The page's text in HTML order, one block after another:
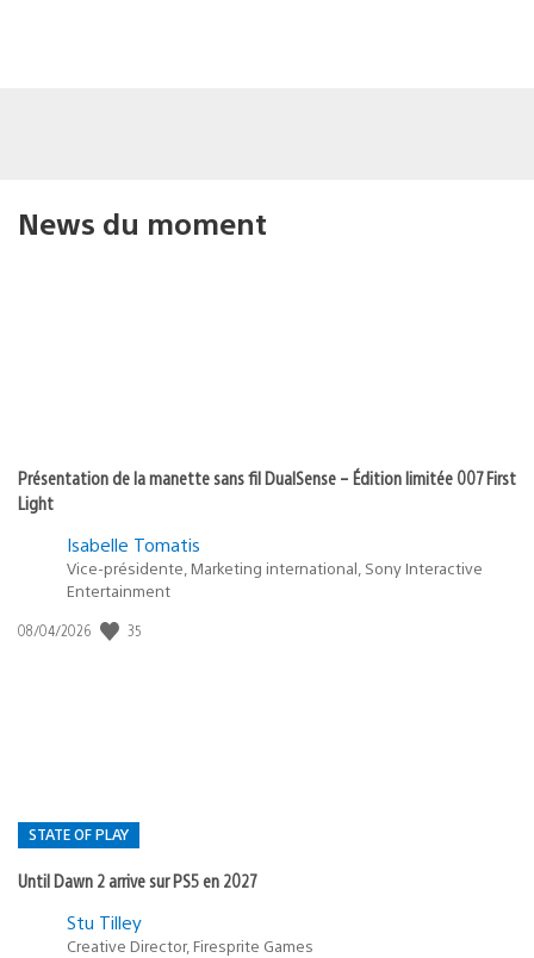
News du moment
Présentation de la manette sans fil DualSense – Édition limitée 007 First
Light
Isabelle Tomatis
Vice-présidente, Marketing international, Sony Interactive
Entertainment
Date
08/04/2026 35
STATE OF PLAY
Until Dawn 2 arrive sur PS5 en 2027
PostéeStu Tilley
Creative Director, Firesprite Games